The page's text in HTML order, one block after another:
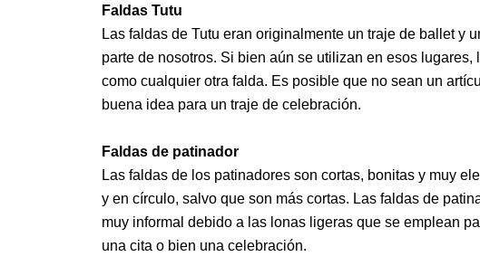
Faldas Tutu
Las faldas de Tutu eran originalmente un traje de ballet y
parte de nosotros. Si bien aún se utilizan en esos
como cualquier otra falda. Es posible que no sean un
buena idea para un traje de celebración.
Faldas de patinador
Las faldas de los patinadores son cortas, bonitas y muy
y en círculo, salvo que son más cortas. Las faldas de
muy informal debido a las lonas ligeras que se emplean
una cita o bien una celebración.